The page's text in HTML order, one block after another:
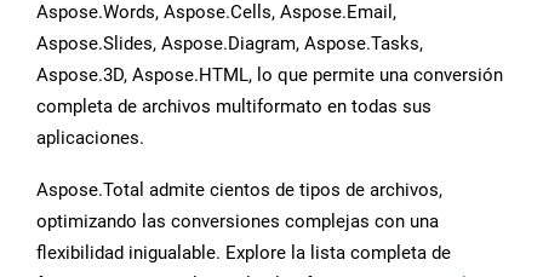
Aspose.Words, Aspose.Cells, Aspose.Email,
Aspose.Slides, Aspose.Diagram, Aspose.Tasks,
Aspose.3D, Aspose.HTML, lo que permite una conversión
completa de archivos multiformato en todas sus
aplicaciones.
Aspose.Total admite cientos de tipos de archivos,
optimizando las conversiones complejas con una
flexibilidad inigualable. Explore la lista completa de